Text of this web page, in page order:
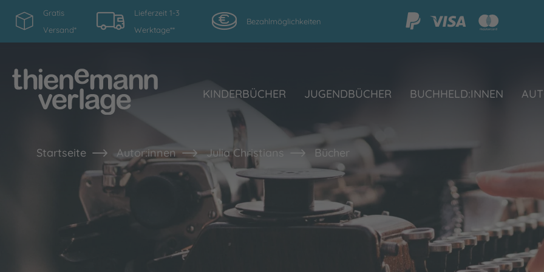
Gratis
Versand*
Lieferzeit 1-3
Werktage**
Bezahlmöglichkeiten
KINDERBÜCHER JUGENDBÜCHER BUCHHELD:INNEN
Startseite Autor:innen Julia Christians Bücher